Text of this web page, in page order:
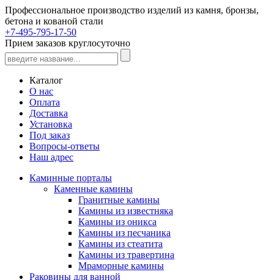
Профессиональное производство изделий из камня, бронзы,
бетона и кованой стали
+7-495-795-17-50
Прием заказов круглосуточно
Каталог
О нас
Оплата
Доставка
Установка
Под заказ
Вопросы-ответы
Наш адрес
Каминные порталы
Каменные камины
Гранитные камины
Камины из известняка
Камины из оникса
Камины из песчаника
Камины из стеатита
Камины из травертина
Мраморные камины
Раковины для ванной